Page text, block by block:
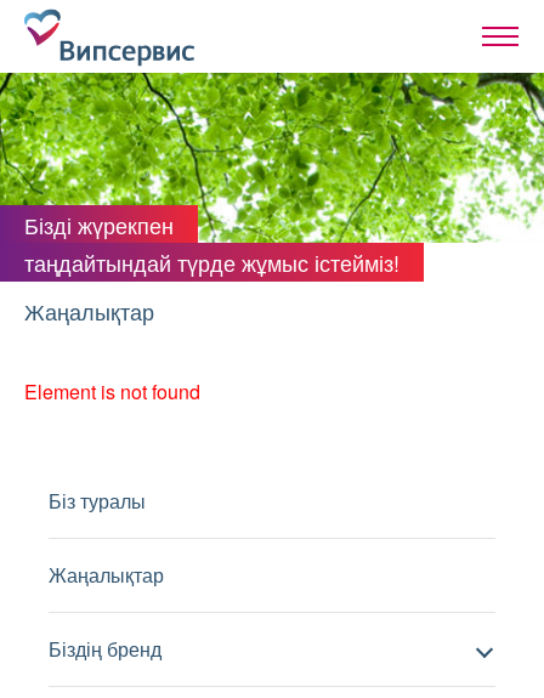
Бізді жүрекпен
таңдайтындай түрде жұмыс істейміз!
Жаңалықтар
Element is not found
Біз туралы
Жаңалықтар
Біздің бренд